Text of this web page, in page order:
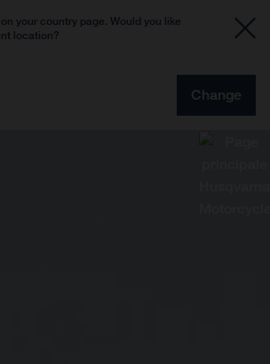
your country page. Would you like
location?
Change